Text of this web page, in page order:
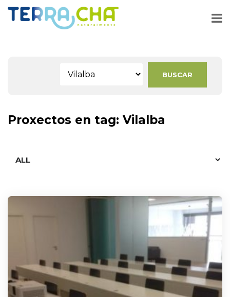
Proxectos en tag: Vilalba